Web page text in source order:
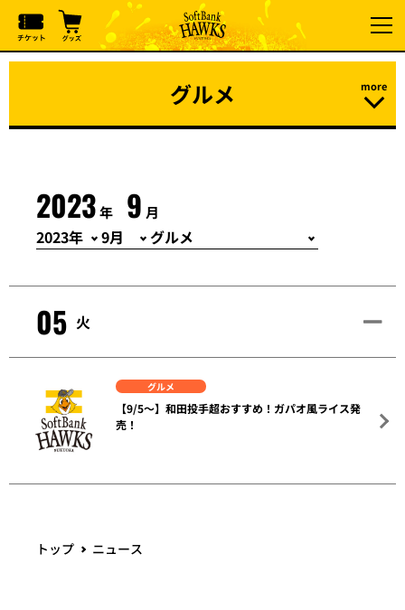
グルメ
2023年 9 月
05 火
グルメ
【9/5～】和田投手超おすすめ！ガパオ風ライス発
売！
トップ ニュース